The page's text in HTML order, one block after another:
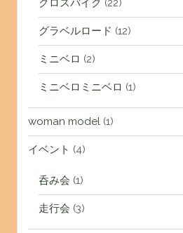
クロスバイク (22)
グラベルロード (12)
ミニベロ (2)
ミニベロミニベロ (1)
woman model(1)
イベント (4)
呑み会 (1)
走行会 (3)